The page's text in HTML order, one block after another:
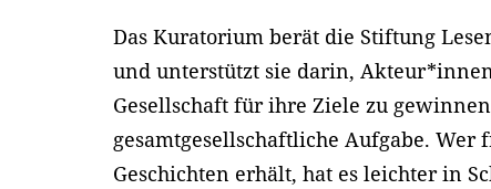
Das Kuratorium berät die Stiftung
und unterstützt sie darin,
Gesellschaft für ihre Ziele zu
gesamtgesellschaftliche Aufgabe. Wer
Geschichten erhält, hat es leichter in